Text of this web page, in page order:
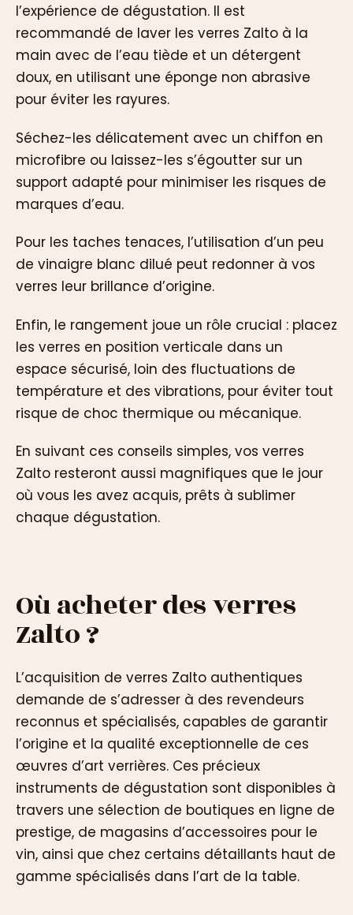
l’expérience de dégustation. Il est
recommandé de laver les verres Zalto à la
main avec de l’eau tiède et un détergent
doux, en utilisant une éponge non abrasive
pour éviter les rayures.
Séchez-les délicatement avec un chiffon en
microfibre ou laissez-les s’égoutter sur un
support adapté pour minimiser les risques de
marques d’eau.
Pour les taches tenaces, l’utilisation d’un peu
de vinaigre blanc dilué peut redonner à vos
verres leur brillance d’origine.
Enfin, le rangement joue un rôle crucial : placez
les verres en position verticale dans un
espace sécurisé, loin des fluctuations de
température et des vibrations, pour éviter tout
risque de choc thermique ou mécanique.
En suivant ces conseils simples, vos verres
Zalto resteront aussi magnifiques que le jour
où vous les avez acquis, prêts à sublimer
chaque dégustation.
Où acheter des verres
Zalto ?
L’acquisition de verres Zalto authentiques
demande de s’adresser à des revendeurs
reconnus et spécialisés, capables de garantir
l’origine et la qualité exceptionnelle de ces
œuvres d’art verrières. Ces précieux
instruments de dégustation sont disponibles à
travers une sélection de boutiques en ligne de
prestige, de magasins d’accessoires pour le
vin, ainsi que chez certains détaillants haut de
gamme spécialisés dans l’art de la table.